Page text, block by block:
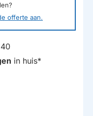
offerte aan.
in huis*